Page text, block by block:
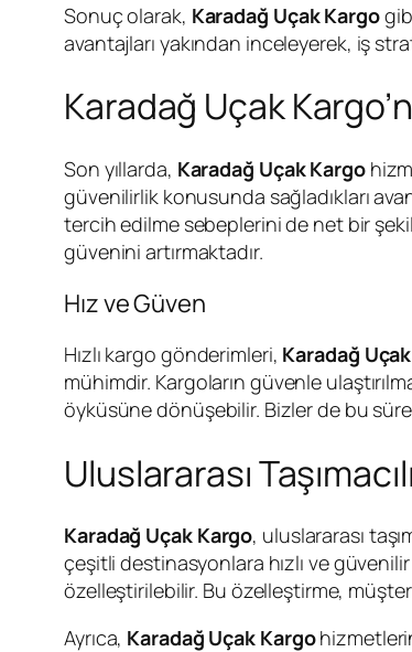
Sonuç olarak, Karadağ Uçak Kargo
avantajları yakından inceleyerek, iş
Karadağ Uçak
Son yıllarda, Karadağ Uçak Kargo
güvenilirlik konusunda sağladıkları
tercih edilme sebeplerini de net bir
güvenini artırmaktadır.
Hız ve Güven
Hızlı kargo gönderimleri, Karadağ
mühimdir. Kargoların güvenle
öyküsüne dönüşebilir. Bizler de bu
Uluslararası
Karadağ Uçak Kargo, uluslararası
çeşitli destinasyonlara hızlı ve
özelleştirilebilir. Bu özelleştirme,
Ayrıca, Karadağ Uçak Kargo